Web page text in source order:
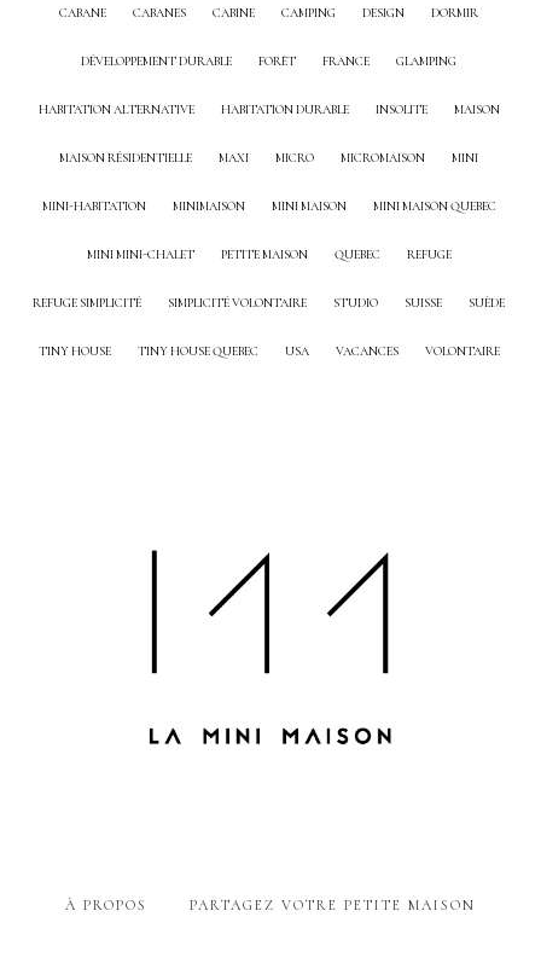
CABANE CABANES CABINE CAMPING DESIGN DORMIR
DÉVELOPPEMENT DURABLE FORÊT FRANCE GLAMPING
HABITATION ALTERNATIVE HABITATION DURABLE INSOLITE MAISON
MAISON RÉSIDENTIELLE MAXI MICRO MICROMAISON MINI
MINI-HABITATION MINIMAISON MINI MAISON MINI MAISON QUEBEC
MINI MINI-CHALET PETITE MAISON QUEBEC REFUGE
REFUGE SIMPLICITÉ SIMPLICITÉ VOLONTAIRE STUDIO SUISSE SUÈDE
TINY HOUSE TINY HOUSE QUEBEC USA VACANCES VOLONTAIRE
À PROPOS PARTAGEZ VOTRE PETITE MAISON